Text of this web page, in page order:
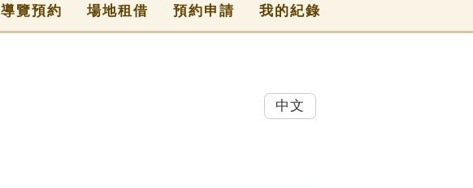
導覽預約 場地租借 預約申請 我的紀錄